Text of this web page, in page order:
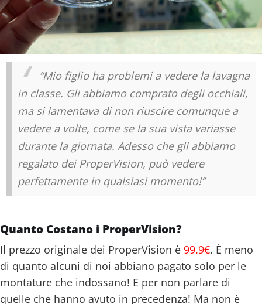
“Mio figlio ha problemi a vedere la lavagna
in classe. Gli abbiamo comprato degli occhiali,
ma si lamentava di non riuscire comunque a
vedere a volte, come se la sua vista variasse
durante la giornata. Adesso che gli abbiamo
regalato dei ProperVision, può vedere
perfettamente in qualsiasi momento!”
Quanto Costano i ProperVision?
Il prezzo originale dei ProperVision è 99.9€. È meno
di quanto alcuni di noi abbiano pagato solo per le
montature che indossano! E per non parlare di
quelle che hanno avuto in precedenza! Ma non è